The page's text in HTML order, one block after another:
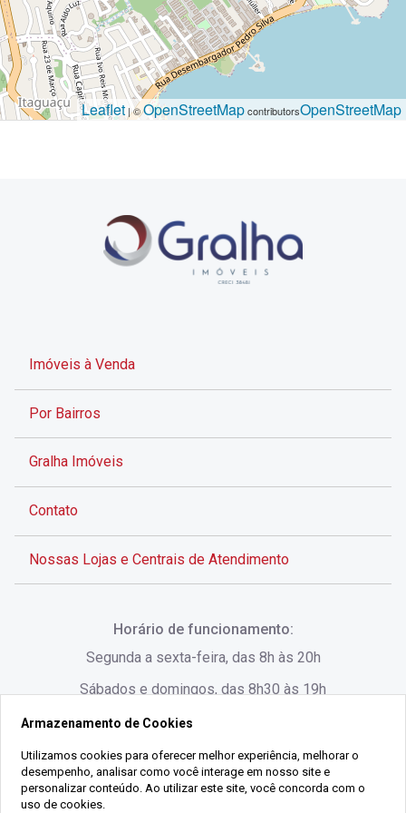
Leaflet | ©OpenStreetMapcontributorsOpenStreetMap
Imóveis à Venda
Por Bairros
Gralha Imóveis
Contato
Nossas Lojas e Centrais de Atendimento
SC
(48) 3220-1045
Horário de funcionamento:
Segunda a sexta-feira, das 8h às 20h
Sábados e domingos, das 8h30 às 19h
Armazenamento de Cookies
Utilizamos cookies para oferecer melhor experiência, melhorar o
desempenho, analisar como você interage em nosso site e
personalizar conteúdo. Ao utilizar este site, você concorda com o
uso de cookies.